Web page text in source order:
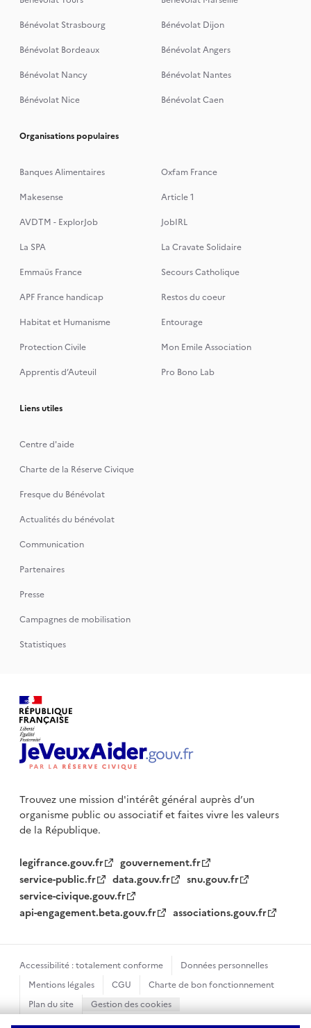
Bénévolat Strasbourg
Bénévolat Dijon
Bénévolat Bordeaux
Bénévolat Angers
Bénévolat Nancy
Bénévolat Nantes
Bénévolat Nice
Bénévolat Caen
Organisations populaires
Banques Alimentaires
Oxfam France
Makesense
Article 1
AVDTM - ExplorJob
JobIRL
La SPA
La Cravate Solidaire
Emmaüs France
Secours Catholique
APF France handicap
Restos du coeur
Habitat et Humanisme
Entourage
Protection Civile
Mon Emile Association
Apprentis d’Auteuil
Pro Bono Lab
Liens utiles
Centre d'aide
Charte de la Réserve Civique
Fresque du Bénévolat
Actualités du bénévolat
Communication
Partenaires
Presse
Campagnes de mobilisation
Statistiques
Trouvez une mission d'intérêt général auprès d’un
organisme publicou associatif et faites vivre les valeurs
de la République.
legifrance.gouv.fr
gouvernement.fr
service-public.fr
data.gouv.fr
snu.gouv.fr
service-civique.gouv.fr
api-engagement.beta.gouv.fr
associations.gouv.fr
Accessibilité : totalement conforme
Données personnelles
Mentions légales
CGU
Charte de bon fonctionnement
Plan du site
Gestion des cookies